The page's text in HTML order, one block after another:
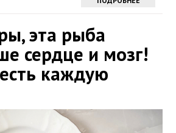
эта рыба
сердце и мозг!
каждую